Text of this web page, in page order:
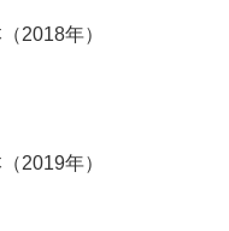
2018年）
2019年）